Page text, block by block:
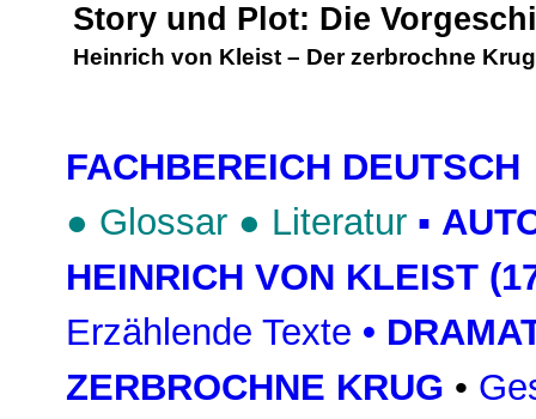
Story und Plot: Die
Heinrich von Kleist – Der zerbrochne Krug
FACHBEREICH DEUTSCH
● Glossar ● Literatur ▪
HEINRICH VON KLEIST
Erzählende Texte •
ZERBROCHNE KRUG •